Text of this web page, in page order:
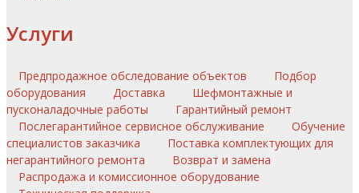
Услуги
Предпродажное обследование объектов
Подбор
оборудования
Доставка
Шефмонтажные и
пусконаладочные работы
Гарантийный ремонт
Послегарантийное сервисное обслуживание
Обучение
специалистов заказчика
Поставка комплектующих для
негарантийного ремонта
Возврат и замена
Распродажа и комиссионное оборудование